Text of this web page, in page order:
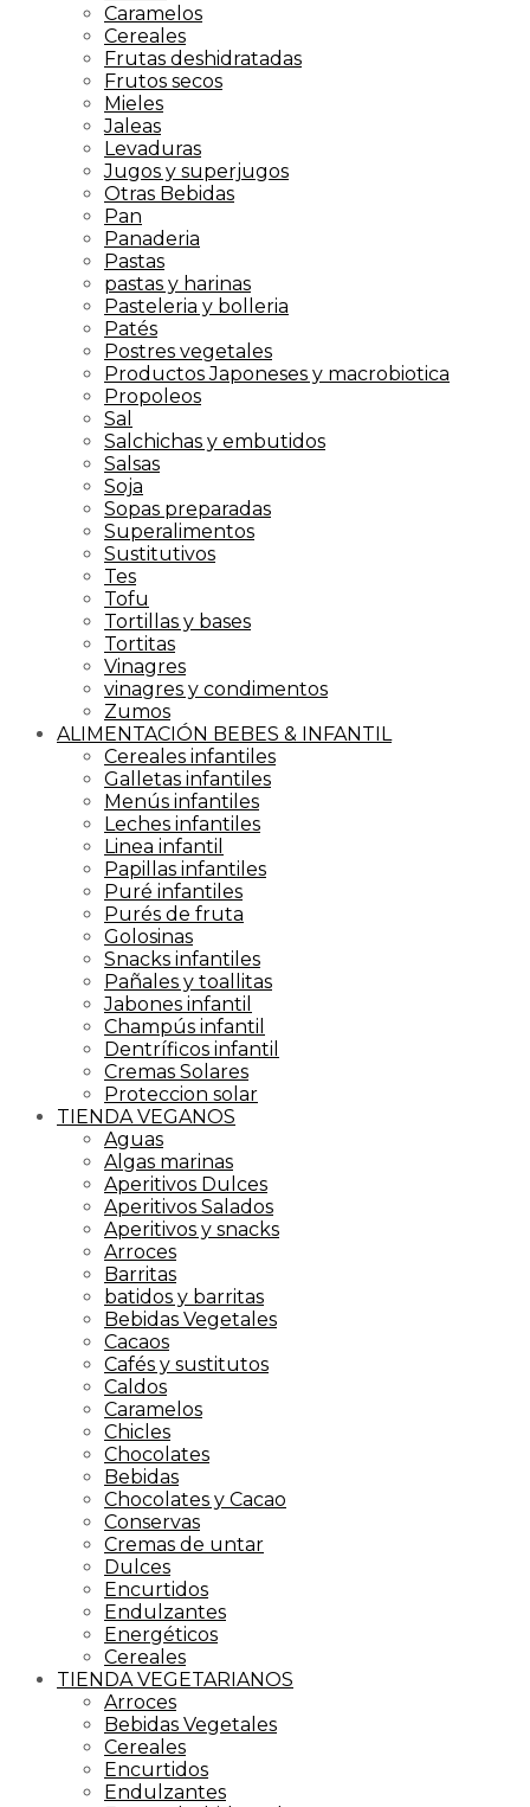
Caramelos
Cereales
Frutas deshidratadas
Frutos secos
Mieles
Jaleas
Levaduras
Jugos y superjugos
Otras Bebidas
Pan
Panaderia
Pastas
pastas y harinas
Pasteleria y bolleria
Patés
Postres vegetales
Productos Japoneses y macrobiotica
Propoleos
Sal
Salchichas y embutidos
Salsas
Soja
Sopas preparadas
Superalimentos
Sustitutivos
Tes
Tofu
Tortillas y bases
Tortitas
Vinagres
vinagres y condimentos
Zumos
ALIMENTACIÓN BEBES & INFANTIL
Cereales infantiles
Galletas infantiles
Menús infantiles
Leches infantiles
Linea infantil
Papillas infantiles
Puré infantiles
Purés de fruta
Golosinas
Snacks infantiles
Pañales y toallitas
Jabones infantil
Champús infantil
Dentríficos infantil
Cremas Solares
Proteccion solar
TIENDA VEGANOS
Aguas
Algas marinas
Aperitivos Dulces
Aperitivos Salados
Aperitivos y snacks
Arroces
Barritas
batidos y barritas
Bebidas Vegetales
Cacaos
Cafés y sustitutos
Caldos
Caramelos
Chicles
Chocolates
Bebidas
Chocolates y Cacao
Conservas
Cremas de untar
Dulces
Encurtidos
Endulzantes
Energéticos
Cereales
TIENDA VEGETARIANOS
Arroces
Bebidas Vegetales
Cereales
Encurtidos
Endulzantes